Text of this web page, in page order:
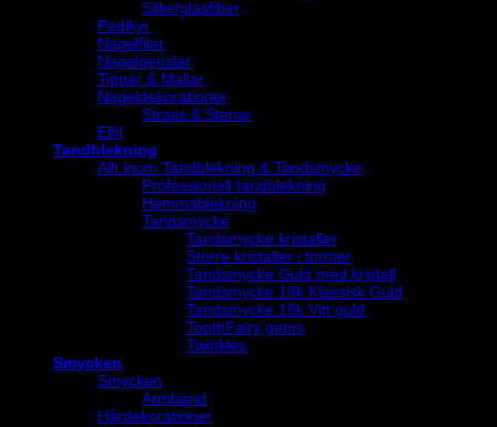
Silke/glasfiber
Pedikyr
Nagelfilar
Nagelpenslar
Tippar & Mallar
Nageldekorationer
Strass & Stenar
Elfil
Tandblekning
Allt inom Tandblekning & Tandsmycke
Professionell tandblekning
Hemmablekning
Tandsmycke
Tandsmycke kristaller
Större kristaller i former
Tandsmycke Guld med kristall
Tandsmycke 18k Klassisk Guld
Tandsmycke 18k Vitt guld
ToothFairy gems
Twinkles
Smycken
Smycken
Armband
Hårdekorationer